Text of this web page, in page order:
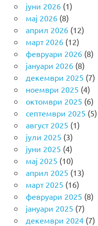
јуни 2026(1)
мај 2026(8)
април 2026(12)
март 2026(12)
февруари 2026(8)
јануари 2026(8)
декември 2025 (7)
ноември 2025 (4)
октомври 2025 (6)
септември 2025 (5)
август 2025 (1)
јули 2025 (3)
јуни 2025 (4)
мај 2025 (10)
април 2025 (13)
март 2025 (16)
февруари 2025 (8)
јануари 2025 (7)
декември 2024(7)